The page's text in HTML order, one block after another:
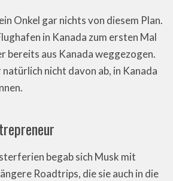
Onkel gar nichts von diesem Plan.
in Kanada zum ersten Mal
bereits aus Kanada weggezogen.
nicht davon ab, in Kanada
begab sich Musk mit
Roadtrips, die sie auch in die